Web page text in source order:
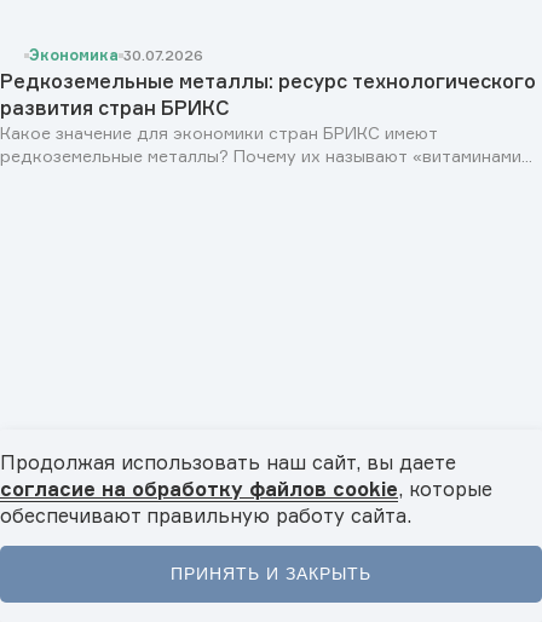
Главная Новости Видео Подкасты Меню
Экономика 30.07.2026
Редкоземельные металлы: ресурс технологического
развития стран БРИКС
Какое значение для экономики стран БРИКС имеют
редкоземельные металлы? Почему их называют «витаминами...
29.07.2026
Раис Республики Татарстан Рустам Минниханов: «Мы
заинтересованы в развитии сотрудничества как со
странами БРИКС, так и с государствами Юго-
Восточной Азии, Исламского мира и Латинской
Америки»
В эксклюзивном интервью TV BRICS Раис Татарстана Рустам
Минниханов рассказал об укреплении ...
Продолжая использовать наш сайт, вы даете
согласие на обработку файлов cookie, которые
обеспечивают правильную работу сайта.
ПРИНЯТЬ И ЗАКРЫТЬ